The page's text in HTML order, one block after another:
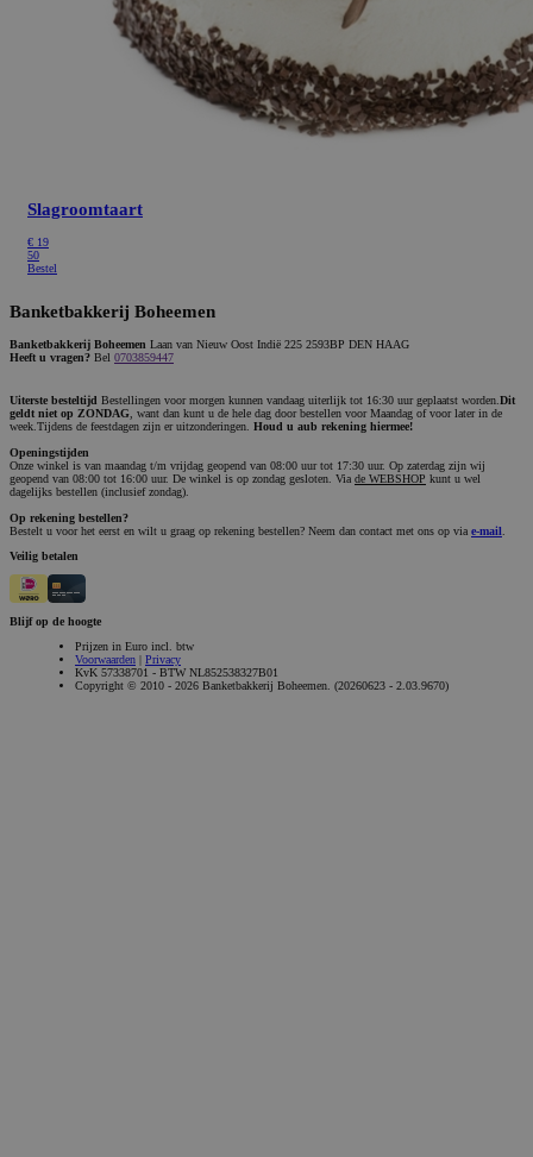
Slagroomtaart
€ 19
50
Bestel
Banketbakkerij Boheemen
Banketbakkerij Boheemen Laan van Nieuw Oost Indië 225 2593BP DEN HAAG
Heeft u vragen? Bel 0703859447
Uiterste besteltijd Bestellingen voor morgen kunnen vandaag uiterlijk tot 16:30 uur geplaatst worden. Dit
geldt niet op ZONDAG , want dan kunt u de hele dag door bestellen voor Maandag of voor later in de
week.Tijdens de feestdagen zijn er uitzonderingen. Houd u aub rekening hiermee!
Openingstijden
Onze winkel is van maandag t/m vrijdag geopend van 08:00 uur tot 17:30 uur. Op zaterdag zijn wij
geopend van 08:00 tot 16:00 uur. De winkel is op zondag gesloten. Via de WEBSHOP kunt u wel
dagelijks bestellen (inclusief zondag).
Op rekening bestellen?
Bestelt u voor het eerst en wilt u graag op rekening bestellen? Neem dan contact met ons op via e-mail
Veilig betalen
Blijf op de hoogte
Prijzen in Euro incl. btw
Voorwaarden | Privacy
KvK 57338701 - BTW NL852538327B01
Copyright © 2010 - 2026 Banketbakkerij Boheemen. (20260623 - 2.03.9670)